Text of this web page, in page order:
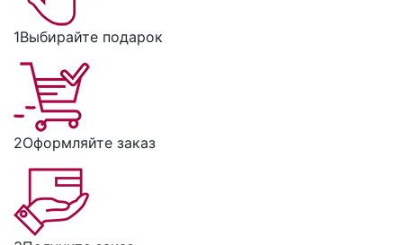
1Выбирайте подарок
2Оформляйте заказ